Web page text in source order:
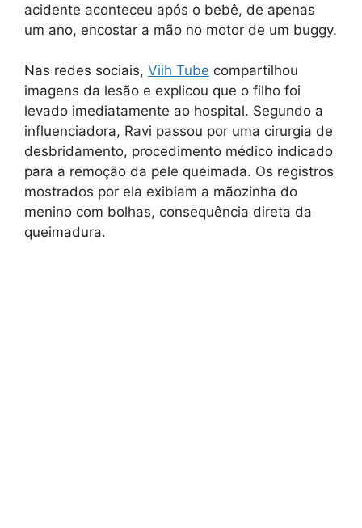
acidente aconteceu após o bebê, de apenas
um ano, encostar a mão no motor de um buggy.
Nas redes sociais, Viih Tube compartilhou
imagens da lesão e explicou que o filho foi
levado imediatamente ao hospital. Segundo a
influenciadora, Ravi passou por uma cirurgia de
desbridamento, procedimento médico indicado
para a remoção da pele queimada. Os registros
mostrados por ela exibiam a mãozinha do
menino com bolhas, consequência direta da
queimadura.